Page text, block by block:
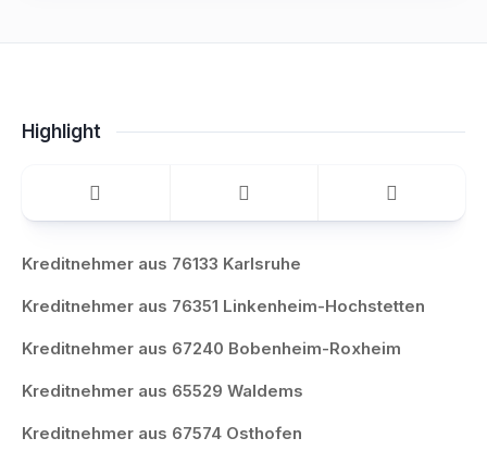
Highlight
Kreditnehmer aus 76133 Karlsruhe
Kreditnehmer aus 76351 Linkenheim-Hochstetten
Kreditnehmer aus 67240 Bobenheim-Roxheim
Kreditnehmer aus 65529 Waldems
Kreditnehmer aus 67574 Osthofen